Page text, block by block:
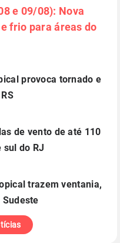
e 09/08): Nova
frio para áreas do
provoca tornado e
de vento de até 110
sul do RJ
trazem ventania,